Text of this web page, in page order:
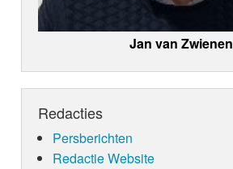
Jan van Zwienen
Redacties
Persberichten
Redactie Website